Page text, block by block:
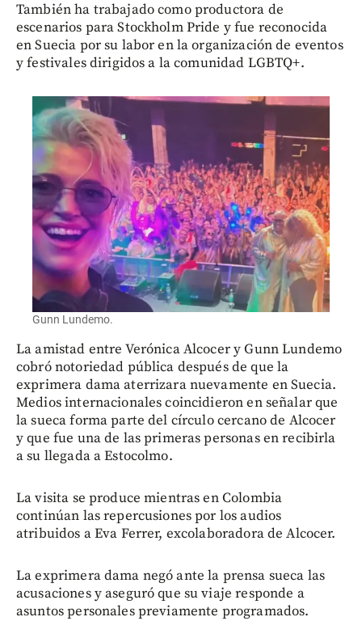
También ha trabajado como productora de
escenarios para Stockholm Pride y fue reconocida
en Suecia por su labor en la organización de eventos
y festivales dirigidos a la comunidad LGBTQ+.
Gunn Lundemo.
La amistad entre Verónica Alcocer y Gunn Lundemo
cobró notoriedad pública después de que la
exprimera dama aterrizara nuevamente en Suecia.
Medios internacionales coincidieron en señalar que
la sueca forma parte del círculo cercano de Alcocer
y que fue una de las primeras personas en recibirla
a su llegada a Estocolmo.
La visita se produce mientras en Colombia
continúan las repercusiones por los audios
atribuidos a Eva Ferrer, excolaboradora de Alcocer.
La exprimera dama negó ante la prensa sueca las
acusaciones y aseguró que su viaje responde a
asuntos personales previamente programados.